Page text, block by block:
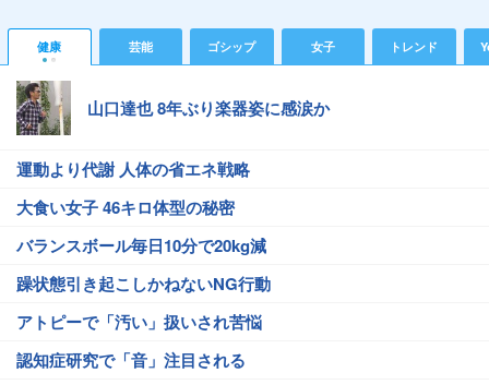
健康 芸能 ゴシップ 女子 トレンド
山口達也 8年ぶり楽器姿に感涙か
運動より代謝 人体の省エネ戦略
大食い女子 46キロ体型の秘密
バランスボール毎日10分で20kg減
躁状態引き起こしかねないNG行動
アトピーで「汚い」扱いされ苦悩
認知症研究で「音」注目される